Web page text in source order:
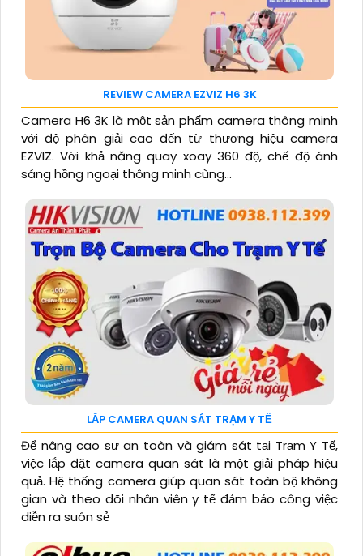
REVIEW CAMERA EZVIZ H6 3K
Camera H6 3K là một sản phẩm camera thông minh
với độ phân giải cao đến từ thương hiệu camera
EZVIZ. Với khả năng quay xoay 360 độ, chế độ ánh
sáng hồng ngoại thông minh cùng...
LẮP CAMERA QUAN SÁT TRẠM Y TẾ
Để nâng cao sự an toàn và giám sát tại Trạm Y Tế,
việc lắp đặt camera quan sát là một giải pháp hiệu
quả. Hệ thống camera giúp quan sát toàn bộ không
gian và theo dõi nhân viên y tế đảm bảo công việc
diễn ra suôn sẻ